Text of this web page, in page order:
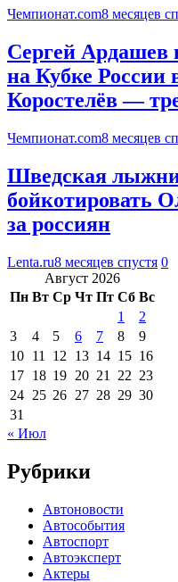
Чемпионат.com8 месяцев
Сергей Ардашев
на Кубке России
Коростелёв —
Чемпионат.com8 месяцев
Шведская
бойкотировать
за россиян
Lenta.ru8 месяцев спустя 0
Август 2026
Пн Вт Ср Чт Пт Сб Вс
1
2
3
4 5 6 7 8
9
10 11 12 13 14 15 16
17 18 19 20 21 22 23
24 25 26 27 28 29 30
31
« Июл
Рубрики
Автоновости
Автособытия
Автоспорт
Автоэксперт
Актеры